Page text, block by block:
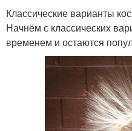
Классические варианты
Начнём с классических
временем и остаются